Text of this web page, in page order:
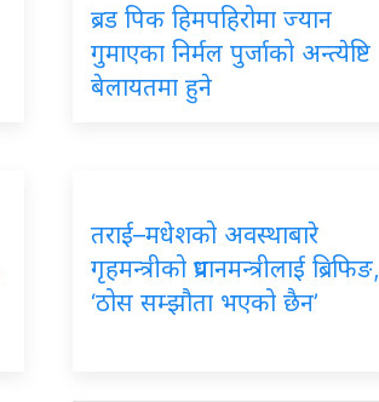
ब्रड पिक हिमपहिरोमा ज्यान
गुमाएका निर्मल पुर्जाको अन्त्येष्टि
बेलायतमा हुने
तराई–मधेशको अवस्थाबारे
गृहमन्त्रीको प्रधानमन्त्रीलाई ब्रिफिङ,
‘ठोस सम्झौता भएको छैन’